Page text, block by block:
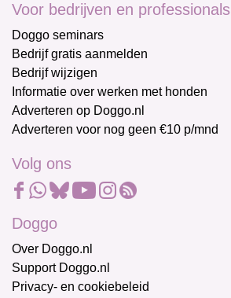
Voor bedrijven en professionals
Doggo seminars
Bedrijf gratis aanmelden
Bedrijf wijzigen
Informatie over werken met honden
Adverteren op Doggo.nl
Adverteren voor nog geen €10 p/mnd
Volg ons
Doggo
Over Doggo.nl
Support Doggo.nl
Privacy- en cookiebeleid